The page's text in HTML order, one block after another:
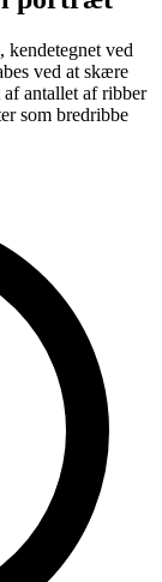
ved
ved at skære
antallet af ribber
som bredribbe